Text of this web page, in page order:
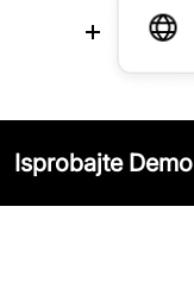
Isprobajte Demo